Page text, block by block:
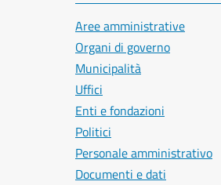
Aree amministrative
Organi di governo
Municipalità
Uffici
Enti e fondazioni
Politici
Personale amministrativo
Documenti e dati